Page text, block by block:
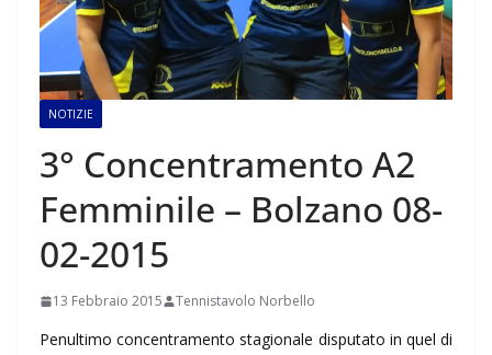
NOTIZIE
3° Concentramento A2
Femminile – Bolzano 08-
02-2015
13 Febbraio 2015 Tennistavolo Norbello
Penultimo concentramento stagionale disputato in quel di